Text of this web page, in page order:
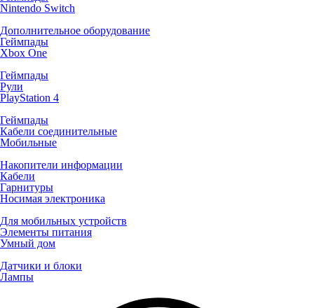
Nintendo Switch
Дополнительное оборудование
Геймпады
Xbox One
Геймпады
Рули
PlayStation 4
Геймпады
Кабели соединительные
Мобильные
Накопители информации
Кабели
Гарнитуры
Носимая электроника
Для мобильных устройств
Элементы питания
Умный дом
Датчики и блоки
Лампы